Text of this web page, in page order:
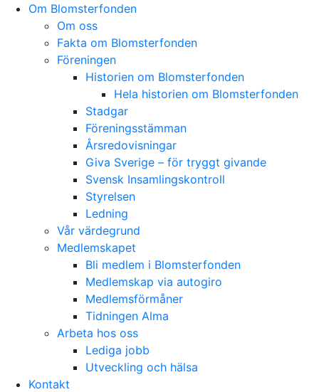
Skip
Om Blomsterfonden
Om oss
Fakta om Blomsterfonden
Föreningen
Historien om Blomsterfonden
Hela historien om Blomsterfonden
Stadgar
Föreningsstämman
Årsredovisningar
Giva Sverige – för tryggt givande
Svensk Insamlingskontroll
Styrelsen
Ledning
Vår värdegrund
Medlemskapet
Bli medlem i Blomsterfonden
Medlemskap via autogiro
Medlemsförmåner
Tidningen Alma
Arbeta hos oss
Lediga jobb
Utveckling och hälsa
Kontakt